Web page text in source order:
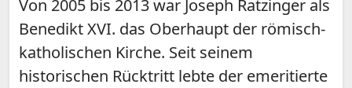
Von 2005 bis 2013 war Joseph Ratzinger als
Benedikt XVI. das Oberhaupt der römisch-
katholischen Kirche. Seit seinem
historischen Rücktritt lebte der emeritierte